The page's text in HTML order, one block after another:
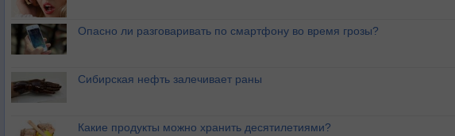
Опасно ли разговаривать по смартфону во время грозы?
Сибирская нефть залечивает раны
Какие продукты можно хранить десятилетиями?